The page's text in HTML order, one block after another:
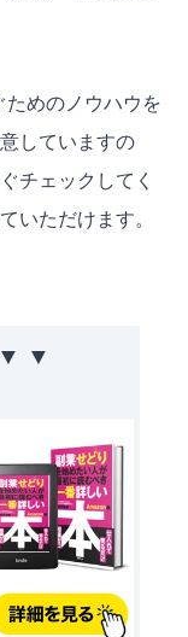
ためのノウハウを
していますの
チェックしてく
いただけます。
▼ ▼